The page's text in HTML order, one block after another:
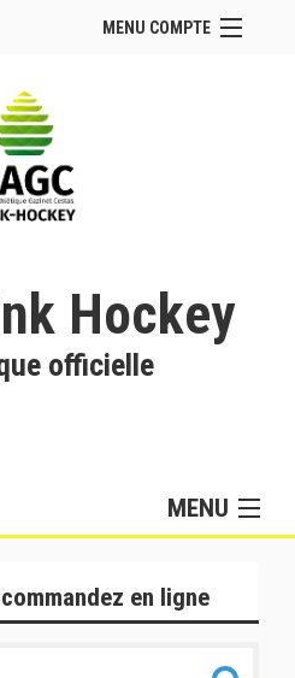
MENU COMPTE
du club
connecter
(vide)
Hockey
officielle
MENU
Sacs
en ligne